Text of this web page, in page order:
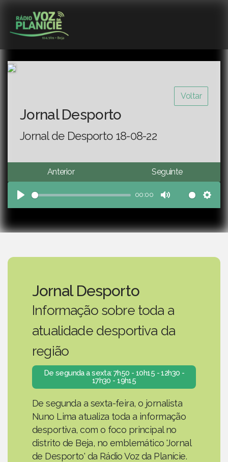
Voltar
Jornal Desporto
Jornal de Desporto 18-08-22
Anterior Seguinte
Play
00:00
Mute
Jornal Desporto
Informação sobre toda a
atualidade desportiva da
região
De segunda a sexta: 7h50 - 10h15 - 12h30 -
17h30 - 19h15
De segunda a sexta-feira, o jornalista
Nuno Lima atualiza toda a informação
desportiva, com o foco principal no
distrito de Beja, no emblemático 'Jornal
de Desporto' da Rádio Voz da Planície.